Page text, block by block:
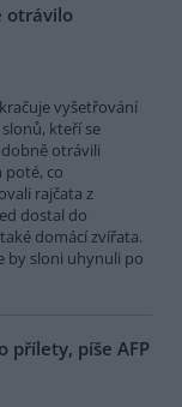
otrávilo
vyšetřování
kteří se
otrávili
poté, co
rajčata z
dostal do
domácí zvířata.
by sloni uhynuli po
přílety, píše AFP